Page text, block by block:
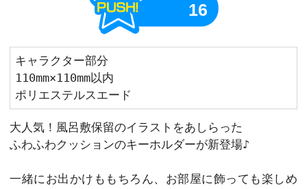
画像はイメージです。実際の商品と異なる場
画像をタップすると拡大して表示すること
ご注文数 －